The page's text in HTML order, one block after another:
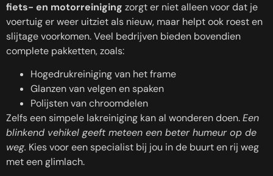
fiets- en motorreiniging zorgt er niet alleen voor dat je
voertuig er weer uitziet als nieuw, maar helpt ook roest en
slijtage voorkomen. Veel bedrijven bieden bovendien
complete pakketten, zoals:
Hogedrukreiniging van het frame
Glanzen van velgen en spaken
Polijsten van chroomdelen
Zelfs een simpele lakreiniging kan al wonderen doen.Een
blinkend vehikel geeft meteen een beter humeur op de
weg. Kies voor een specialist bij jou in de buurt en rij weg
met een glimlach.